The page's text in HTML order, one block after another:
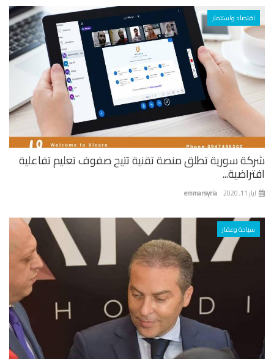
اقتصاد واستثمار
سورية تطلق منصة تقنية تتيح صفوف تعليم تفاعلية
emmarsyria
سياحة وعقار